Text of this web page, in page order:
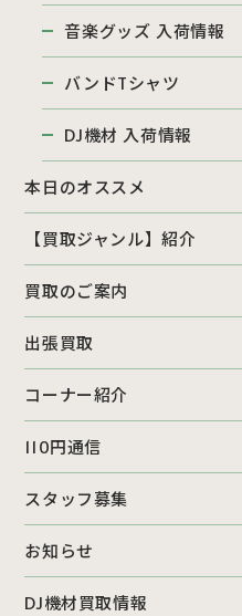
音楽グッズ 入荷情報
バンドTシャツ
DJ機材 入荷情報
本日のオススメ
【買取ジャンル】紹介
買取のご案内
出張買取
コーナー紹介
110円通信
スタッフ募集
お知らせ
DJ機材買取情報